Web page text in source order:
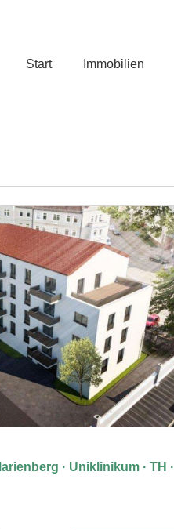
Start Immobilien
· Uniklinikum · TH ·